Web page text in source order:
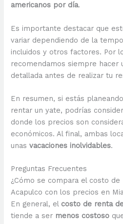
americanos por día.
Es importante destacar que
variar dependiendo de la
incluidos y otros factores. Por
recomendamos siempre hacer
detallada antes de realizar tu
En resumen, si estás
rentar un yate, podrías
donde los precios son
económicos. Al final, ambas
unasvacaciones inolvidables.
Preguntas Frecuentes
¿Cómo se compara el costo
Acapulco con los precios en
En general, el costo de renta
tiende a ser menos costoso